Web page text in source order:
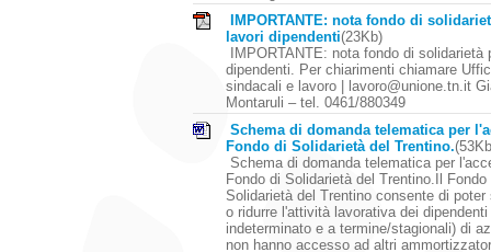
IMPORTANTE: nota fondo di
lavori dipendenti(23Kb)
IMPORTANTE: nota fondo di solidarietà
dipendenti. Per chiarimenti chiamare
sindacali e lavoro | lavoro@unione.tn.it
Montaruli – tel. 0461/880349
Schema di domanda telematica per
Fondo di Solidarietà del Trentino.
Schema di domanda telematica per
Fondo di Solidarietà del Trentino.Il Fondo
Solidarietà del Trentino consente di poter
o ridurre l'attività lavorativa dei
indeterminato e a termine/stagionali) di
non hanno accesso ad altri